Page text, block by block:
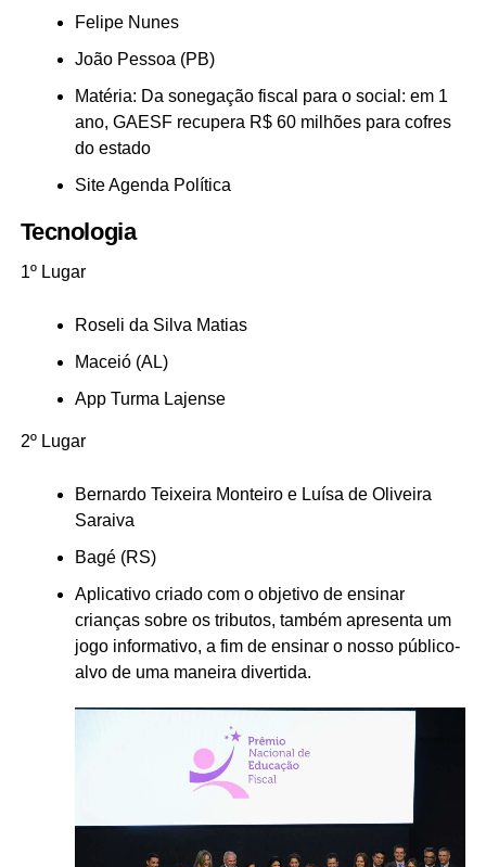
Felipe Nunes
João Pessoa (PB)
Matéria: Da sonegação fiscal para o social: em 1
ano, GAESF recupera R$ 60 milhões para cofres
do estado
Site Agenda Política
Tecnologia
1º Lugar
Roseli da Silva Matias
Maceió (AL)
App Turma Lajense
2º Lugar
Bernardo Teixeira Monteiro e Luísa de Oliveira
Saraiva
Bagé (RS)
Aplicativo criado com o objetivo de ensinar
crianças sobre os tributos, também apresenta um
jogo informativo, a fim de ensinar o nosso público-
alvo de uma maneira divertida.